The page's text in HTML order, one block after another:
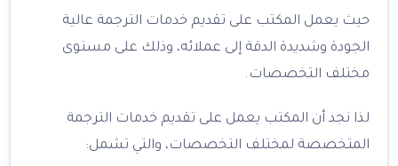
حيث يعمل المكتب على تقديم خدمات الترجمة عالية
الجودة وشديدة الدقة إلى عملائه، وذلك على مستوى
مختلف التخصصات.
لذا نجد أن المكتب يعمل على تقديم خدمات الترجمة
المتخصصة لمختلف التخصصات، والتي تشمل: